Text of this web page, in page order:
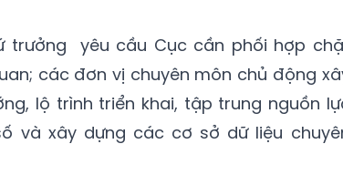
trưởng yêu cầu Cục cần phối hợp
các đơn vị chuyên môn chủ động
lộ trình triển khai, tập trung nguồn
và xây dựng các cơ sở dữ liệu